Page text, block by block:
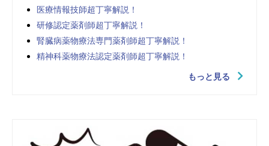
医療情報技師超丁寧解説！
研修認定薬剤師超丁寧解説！
腎臓病薬物療法専門薬剤師超丁寧解説！
精神科薬物療法認定薬剤師超丁寧解説！
もっと見る